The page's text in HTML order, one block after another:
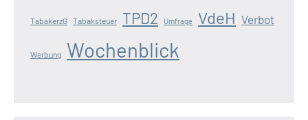
TabakerzG Tabaksteuer TPD2 Umfrage VdeH Verbot
Werbung Wochenblick